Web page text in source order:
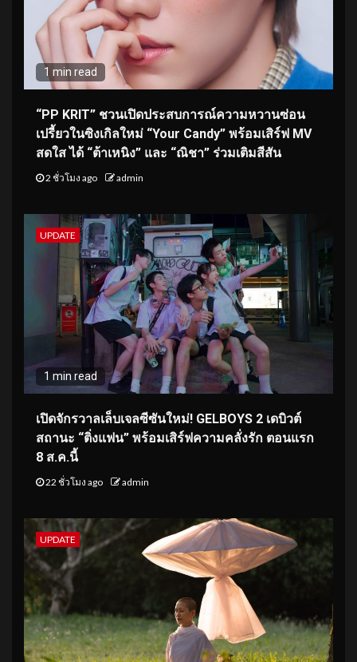
1 min read
“PP KRIT” ชวนเปิดประสบการณ์ความหวานซ่อน
เปรี้ยวในซิงเกิลใหม่ “Your Candy” พร้อมเสิร์ฟ MV
สดใส ได้ “ต้าเหนิง” และ “ณิชา” ร่วมเติมสีสัน
2 ชั่วโมง ago admin
UPDATE
1 min read
เปิดจักรวาลเล็บเจลซีซันใหม่! GELBOYS 2 เดบิวต์
สถานะ “ติ่งแฟน” พร้อมเสิร์ฟความคลั่งรัก ตอนแรก
8 ส.ค.นี้
22 ชั่วโมง ago admin
UPDATE